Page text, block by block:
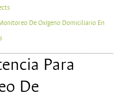
De Oxígeno Domiciliario En
Para
De